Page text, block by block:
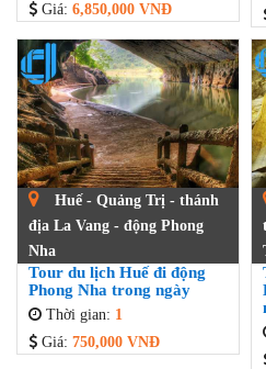
Giá: 6,850,000 VNĐ
Huế - Quảng Trị - thánh
địa La Vang - động Phong
Nha
Tour du lịch Huế đi động
Phong Nha trong ngày
Thời gian: 1
Giá: 750,000 VNĐ